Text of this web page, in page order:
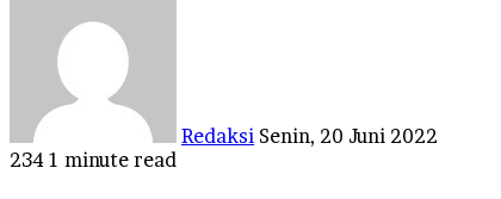
Redaksi Senin, 20 Juni 2022
234 1 minute read